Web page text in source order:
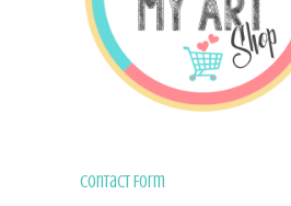
Contact Form